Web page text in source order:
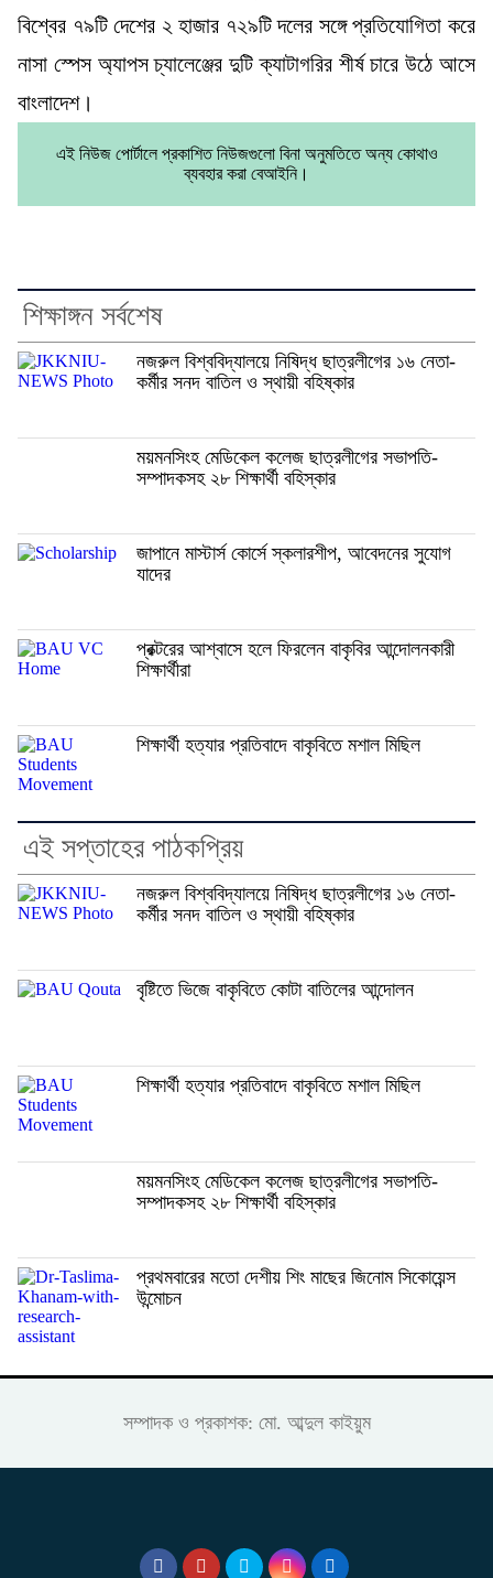
বিশ্বের ৭৯টি দেশের ২ হাজার ৭২৯টি দলের সঙ্গে প্রতিযোগিতা করে
নাসা স্পেস অ্যাপস চ্যালেঞ্জের দুটি ক্যাটাগরির শীর্ষ চারে উঠে আসে
বাংলাদেশ।
এই নিউজ পোর্টালে প্রকাশিত নিউজগুলো বিনা অনুমতিতে অন্য কোথাও
ব্যবহার করা বেআইনি।
শিক্ষাঙ্গন সর্বশেষ
নজরুল বিশ্ববিদ্যালয়ে নিষিদ্ধ ছাত্রলীগের ১৬ নেতা-
কর্মীর সনদ বাতিল ও স্থায়ী বহিষ্কার
ময়মনসিংহ মেডিকেল কলেজ ছাত্রলীগের সভাপতি-
সম্পাদকসহ ২৮ শিক্ষার্থী বহিস্কার
জাপানে মাস্টার্স কোর্সে স্কলারশীপ, আবেদনের সুযোগ
যাদের
প্রক্টরের আশ্বাসে হলে ফিরলেন বাকৃবির আন্দোলনকারী
শিক্ষার্থীরা
শিক্ষার্থী হত্যার প্রতিবাদে বাকৃবিতে মশাল মিছিল
এই সপ্তাহের পাঠকপ্রিয়
নজরুল বিশ্ববিদ্যালয়ে নিষিদ্ধ ছাত্রলীগের ১৬ নেতা-
কর্মীর সনদ বাতিল ও স্থায়ী বহিষ্কার
বৃষ্টিতে ভিজে বাকৃবিতে কোটা বাতিলের আন্দোলন
শিক্ষার্থী হত্যার প্রতিবাদে বাকৃবিতে মশাল মিছিল
ময়মনসিংহ মেডিকেল কলেজ ছাত্রলীগের সভাপতি-
সম্পাদকসহ ২৮ শিক্ষার্থী বহিস্কার
প্রথমবারের মতো দেশীয় শিং মাছের জিনোম সিকোয়েন্স
উন্মোচন
সম্পাদক ও প্রকাশক: মো. আব্দুল কাইয়ুম